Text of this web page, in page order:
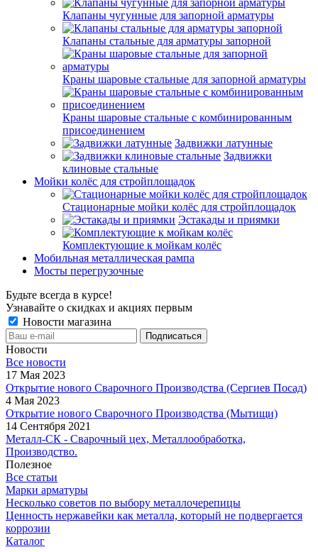
Клапаны чугунные для запорной арматуры
Клапаны стальные для арматуры запорной
Краны шаровые стальные для запорной арматуры
Краны шаровые стальные с комбинированным
присоединением
Задвижки латунные
Задвижки
клиновые стальные
Мойки колёс для стройплощадок
Стационарные мойки колёс для стройплощадок
Эстакады и приямки
Комплектующие к мойкам колёс
Мобильная металлическая рампа
Мосты перегрузочные
Будьте всегда в курсе!
Узнавайте о скидках и акциях первым
Новости магазина
Новости
Все новости
17 Мая 2023
Открытие нового Сварочного Производства (Сергиев Посад)
4 Мая 2023
Открытие нового Сварочного Производства (Мытищи)
14 Сентября 2021
Металл-СК - Сварочный цех, Металлообработка,
Производство.
Полезное
Все статьи
Марки арматуры
Несколько советов по выбору металлочерепицы
Ценность нержавейки как металла, который не подвергается
коррозии
Каталог